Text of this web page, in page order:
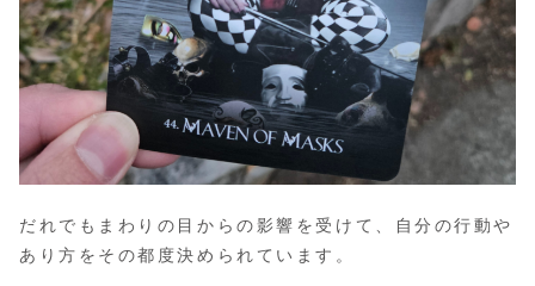
だれでもまわりの目からの影響を受けて、自分の行動や
あり方をその都度決められています。